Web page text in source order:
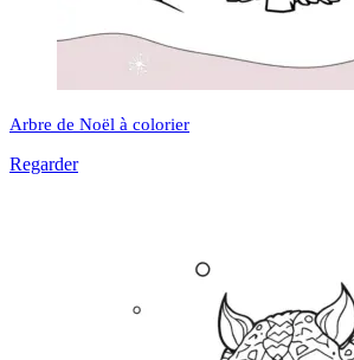
Arbre de Noël à colorier
Regarder